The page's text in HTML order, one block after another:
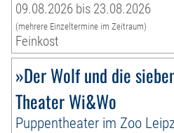
09.08.2026 bis 23.08.2026
(mehrere Einzeltermine im Zeitraum)
Feinkost
»Der Wolf und die
Theater Wi&Wo
Puppentheater im Zoo